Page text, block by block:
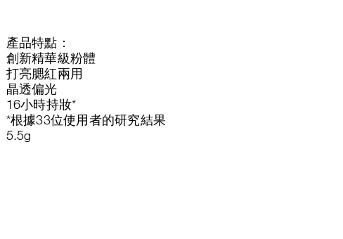
產品特點：
創新精華級粉體
打亮腮紅兩用
晶透偏光
16小時持妝*
*根據33位使用者的研究結果
5.5g